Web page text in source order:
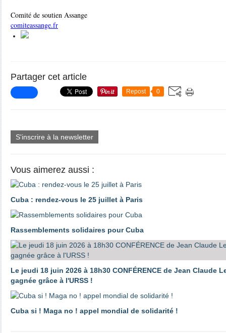
Comité de soutien Assange
comiteassange.fr
Partager cet article
Repost 0
S'inscrire à la newsletter
Vous aimerez aussi :
Cuba : rendez-vous le 25 juillet à Paris
Rassemblements solidaires pour Cuba
Le jeudi 18 juin 2026 à 18h30 CONFÉRENCE de Jean Claude
gagnée grâce à l'URSS !
Cuba si ! Maga no ! appel mondial de solidarité !